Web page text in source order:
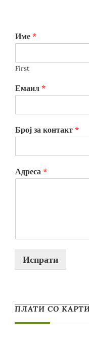
Име *
First
Емаил *
Број за контакт *
Адреса *
Испрати
ПЛАТИ СО